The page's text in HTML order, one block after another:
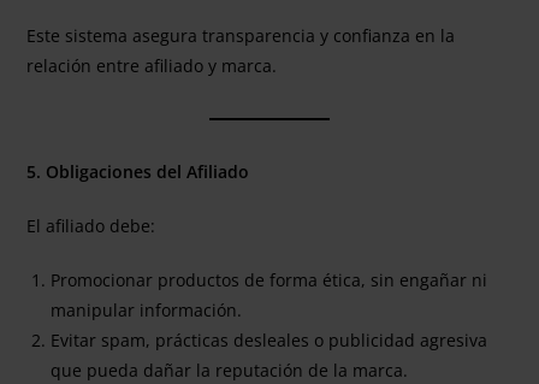
Este sistema asegura transparencia y confianza en la
relación entre afiliado y marca.
5. Obligaciones del Afiliado
El afiliado debe:
Promocionar productos de forma ética, sin engañar ni
manipular información.
Evitar spam, prácticas desleales o publicidad agresiva
que pueda dañar la reputación de la marca.